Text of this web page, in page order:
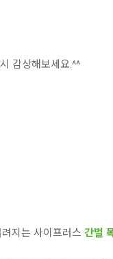
감상해보세요.^^
지는 사이프러스 간벌